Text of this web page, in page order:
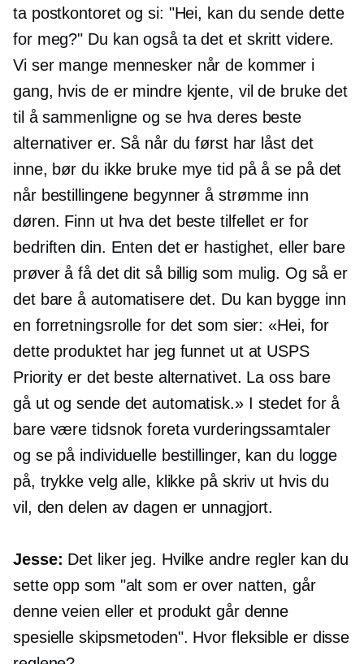
ta postkontoret og si: "Hei, kan du sende dette
for meg?" Du kan også ta det et skritt videre.
Vi ser mange mennesker når de kommer i
gang, hvis de er mindre kjente, vil de bruke det
til å sammenligne og se hva deres beste
alternativer er. Så når du først har låst det
inne, bør du ikke bruke mye tid på å se på det
når bestillingene begynner å strømme inn
døren. Finn ut hva det beste tilfellet er for
bedriften din. Enten det er hastighet, eller bare
prøver å få det dit så billig som mulig. Og så er
det bare å automatisere det. Du kan bygge inn
en forretningsrolle for det som sier: «Hei, for
dette produktet har jeg funnet ut at USPS
Priority er det beste alternativet. La oss bare
gå ut og sende det automatisk.» I stedet for å
bare være tidsnok foreta vurderingssamtaler
og se på individuelle bestillinger, kan du logge
på, trykke velg alle, klikke på skriv ut hvis du
vil, den delen av dagen er unnagjort.
Jesse: Det liker jeg. Hvilke andre regler kan du
sette opp som "alt som er over natten, går
denne veien eller et produkt går denne
spesielle skipsmetoden". Hvor fleksible er disse